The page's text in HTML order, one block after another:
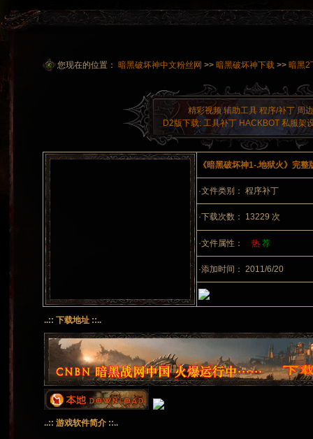
您现在的位置： 暗黑破坏神中文粉丝网 >> 暗黑破坏神下载 >> 暗黑2
精彩视频 辅助工具 程序/补丁 周
D2版下载: 工具补丁 HACKBOT 私服架
《暗黑破坏神1-.地狱火》完整
·文件类别： 程序补丁
·下载次数： 13229 次
·文件属性： 热 荐
·添加时间： 2011/6/20
..:: 下载地址 ::..
..:: 游戏软件简介 ::..